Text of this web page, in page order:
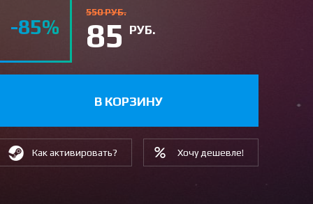
-85%
550 РУБ.
85РУБ.
В КОРЗИНУ
Как активировать? Хочу дешевле!